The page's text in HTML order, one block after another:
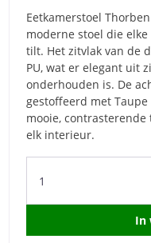
Eetkamerstoel
moderne stoel die
tilt. Het zitvlak van de
PU, wat er elegant uit
onderhouden is. De
gestoffeerd met
mooie,
elk interieur.
Eetkamerstoel
In